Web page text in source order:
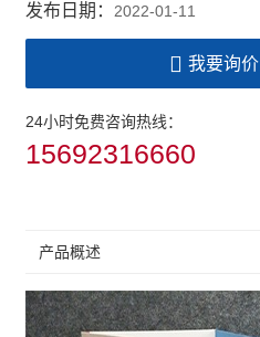
发布日期： 2022-01-11
我要询价
24小时免费咨询热线：
15692316660
产品概述